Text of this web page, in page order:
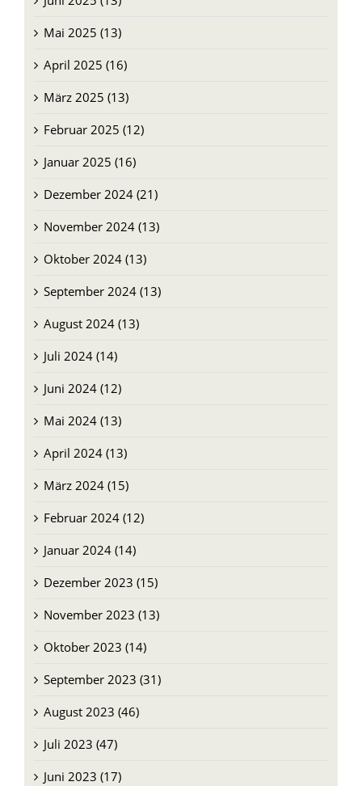
Mai 2025 (13)
April 2025 (16)
März 2025 (13)
Februar 2025 (12)
Januar 2025 (16)
Dezember 2024 (21)
November 2024 (13)
Oktober 2024 (13)
September 2024 (13)
August 2024 (13)
Juli 2024 (14)
Juni 2024 (12)
Mai 2024 (13)
April 2024 (13)
März 2024 (15)
Februar 2024 (12)
Januar 2024 (14)
Dezember 2023 (15)
November 2023 (13)
Oktober 2023 (14)
September 2023 (31)
August 2023 (46)
Juli 2023 (47)
Juni 2023 (17)